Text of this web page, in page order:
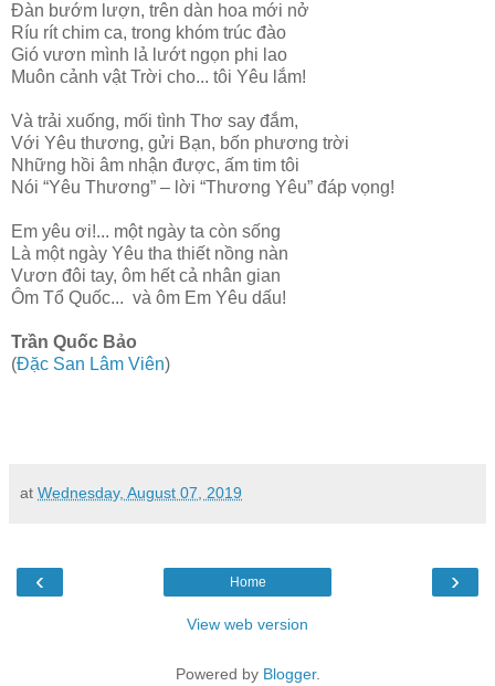
Đàn bướm lượn, trên dàn hoa mới nở
Ríu rít chim ca, trong khóm trúc đào
Gió vươn mình lả lướt ngọn phi lao
Muôn cảnh vật Trời cho... tôi Yêu lắm!
Và trải xuống, mối tình Thơ say đắm,
Với Yêu thương, gửi Bạn, bốn phương trời
Những hồi âm nhận được, ấm tim tôi
Nói “Yêu Thương” – lời “Thương Yêu” đáp vọng!
Em yêu ơi!... một ngày ta còn sống
Là một ngày Yêu tha thiết nồng nàn
Vươn đôi tay, ôm hết cả nhân gian
Ôm Tổ Quốc... và ôm Em Yêu dấu!
Trần Quốc Bảo
(Đặc San Lâm Viên)
at Wednesday, August 07, 2019
‹ ›
Home
View web version
Powered by Blogger.